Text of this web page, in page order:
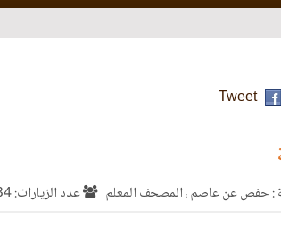
Tweet
: حفص عن عاصم ، المصحف المعلم عدد الزيارات: 7434